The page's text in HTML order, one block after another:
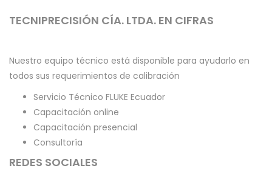
TECNIPRECISIÓN CÍA. LTDA. EN CIFRAS
Nuestro equipo técnico está disponible para ayudarlo en
todos sus requerimientos de calibración
Servicio Técnico FLUKE Ecuador
Capacitación online
Capacitación presencial
Consultoría
REDES SOCIALES